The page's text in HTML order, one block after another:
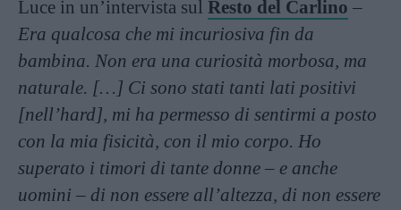
Luce in un’intervista sul Resto del Carlino –
Era qualcosa che mi incuriosiva fin da
bambina. Non era una curiosità morbosa, ma
naturale. […] Ci sono stati tanti lati positivi
[nell’hard], mi ha permesso di sentirmi a posto
con la mia fisicità, con il mio corpo. Ho
superato i timori di tante donne – e anche
uomini – di non essere all’altezza, di non essere